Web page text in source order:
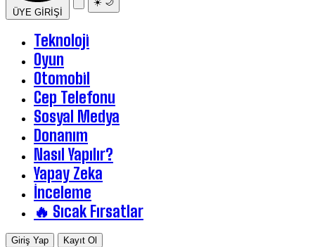
ÜYE GİRİŞİ
Teknoloji
Oyun
Otomobil
Cep Telefonu
Sosyal Medya
Donanım
Nasıl Yapılır?
Yapay Zeka
İnceleme
🔥 Sıcak Fırsatlar
Giriş Yap Kayıt Ol